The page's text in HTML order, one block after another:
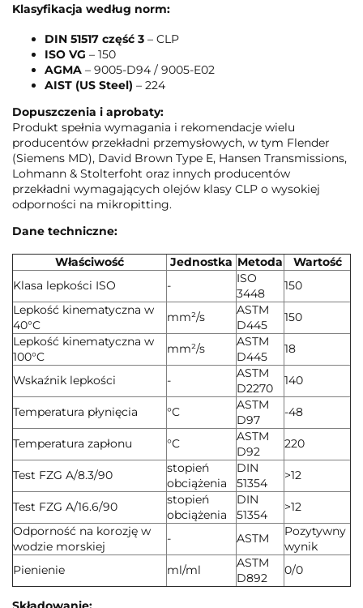
Klasyfikacja według norm:
DIN 51517 część 3 – CLP
ISO VG – 150
AGMA – 9005-D94 / 9005-E02
AIST (US Steel) – 224
Dopuszczenia i aprobaty:
Produkt spełnia wymagania i rekomendacje wielu
producentów przekładni przemysłowych, w tym Flender
(Siemens MD), David Brown Type E, Hansen Transmissions,
Lohmann & Stolterfoht oraz innych producentów
przekładni wymagających olejów klasy CLP o wysokiej
odporności na mikropitting.
Dane techniczne:
Właściwość Jednostka Metoda
Wartość
Klasa lepkości ISO
-
ISO
3448
150
Lepkość kinematyczna w
40°C
mm²/s
ASTM
D445
150
Lepkość kinematyczna w
100°C
mm²/s
ASTM
D445
18
Wskaźnik lepkości -
ASTM
D2270
140
Temperatura płynięcia °C
ASTM
D97
-48
Temperatura zapłonu °C
ASTM
D92
220
Test FZG A/8.3/90
stopień
obciążenia
DIN
51354
>12
Test FZG A/16.6/90
stopień
obciążenia
DIN
51354
>12
Odporność na korozję w
wodzie morskiej
- ASTM
Pozytywny
wynik
Pienienie
ml/ml
ASTM
D892
0/0